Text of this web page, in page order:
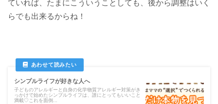
ていれば、たまにこういうことしても、後から調整はいく
らでも出来るからね！
シンプルライフが好きな人へ
子どものアレルギーと自身の化学物質アレルギー対策がき
っかけで始めたシンプルライフは、誰にとってもいいこと
満載♡これを面倒...